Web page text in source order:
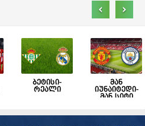
ბეტისი-
რეალი
მან
იუნაიტედი-
მან სიტი
‹ ›